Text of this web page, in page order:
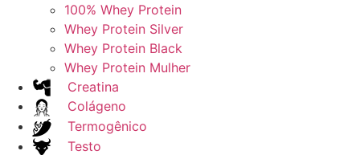
100% Whey Protein
Whey Protein Silver
Whey Protein Black
Whey Protein Mulher
Creatina
Colágeno
Termogênico
Testo